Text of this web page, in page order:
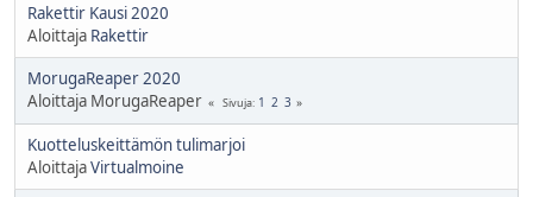
Rakettir Kausi 2020
Aloittaja Rakettir
MorugaReaper 2020
Aloittaja MorugaReaper
Sivuja 1 2 3
Kuotteluskeittämön tulimarjoi
AloittajaVirtualmoine